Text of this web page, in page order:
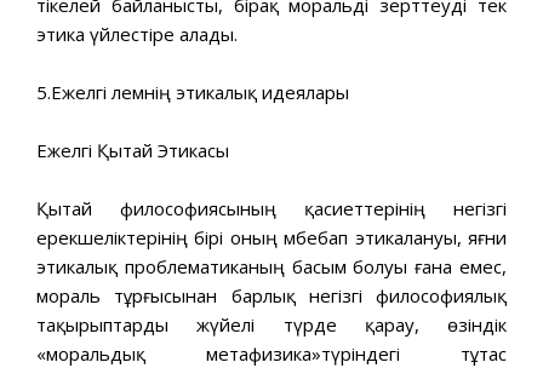
тікелей байланысты, бірақ моральді зерттеуді тек
этика үйлестіре алады.
5.Ежелгі әлемнің этикалық идеялары
Ежелгі Қытай Этикасы
Қытай философиясының қасиеттерінің негізгі
ерекшеліктерінің бірі оның әмбебап этикалануы, яғни
этикалық проблематиканың басым болуы ғана емес,
мораль тұрғысынан барлық негізгі философиялық
тақырыптарды жүйелі түрде қарау, өзіндік
«моральдық метафизика»түріндегі тұтас